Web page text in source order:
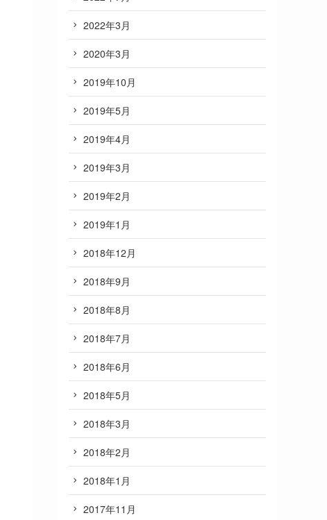
2022年3月
2020年3月
2019年10月
2019年5月
2019年4月
2019年3月
2019年2月
2019年1月
2018年12月
2018年9月
2018年8月
2018年7月
2018年6月
2018年5月
2018年3月
2018年2月
2018年1月
2017年11月